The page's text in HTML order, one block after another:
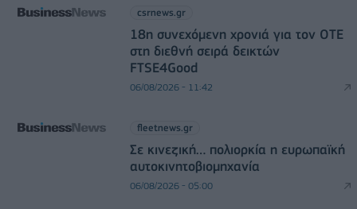
csrnews.gr
18η συνεχόμενη χρονιά για τον ΟΤΕ
στη διεθνή σειρά δεικτών
FTSE4Good
06/08/2026 - 11:42
fleetnews.gr
Σε κινεζική… πολιορκία η ευρωπαϊκή
αυτοκινητοβιομηχανία
06/08/2026 - 05:00